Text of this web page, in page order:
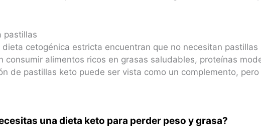
pastillas
cetogénica estricta encuentran que no necesitan pastillas
consumir alimentos ricos en grasas saludables, proteínas
de pastillas keto puede ser vista como un complemento, pero
una dieta keto para perder peso y grasa?